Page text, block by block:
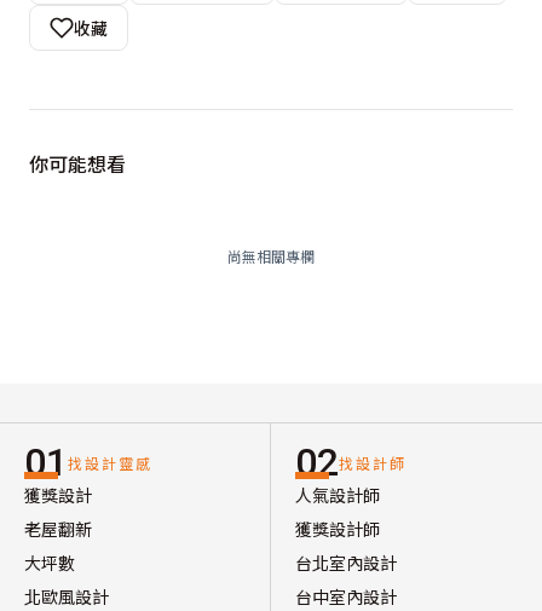
收藏
你可能想看
尚無相關專欄
01 找設計靈感
獲獎設計
老屋翻新
大坪數
北歐風設計
02找設計師
人氣設計師
獲獎設計師
台北室內設計
台中室內設計